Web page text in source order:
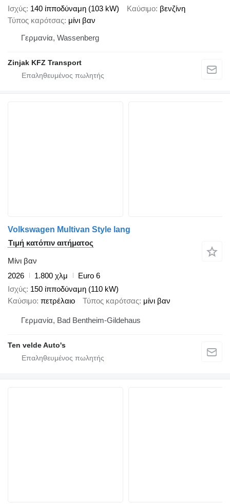
Ισχύς 140 ίπποδύναμη (103 kW) Καύσιμο βενζίνη
Τύπος καρότσας μίνι βαν
Γερμανία, Wassenberg
Zinjak KFZ Transport
Volkswagen Multivan Style lang
Τιμή κατόπιν αιτήματος
Μίνι βαν
2026
1.800 χλμ
Euro 6
Ισχύς 150 ίπποδύναμη (110 kW)
Καύσιμο πετρέλαιο Τύπος καρότσας μίνι βαν
Γερμανία, Bad Bentheim-Gildehaus
Ten velde Auto's